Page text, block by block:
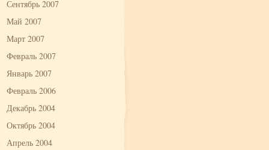
Сентябрь 2007
Май 2007
Март 2007
Февраль 2007
Январь 2007
Февраль 2006
Декабрь 2004
Октябрь 2004
Апрель 2004